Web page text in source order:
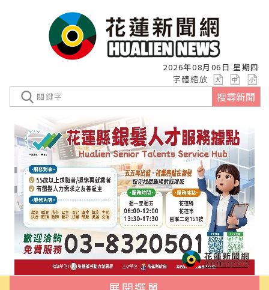
2026年08月06日 星期四
字體縮放
搜尋新聞